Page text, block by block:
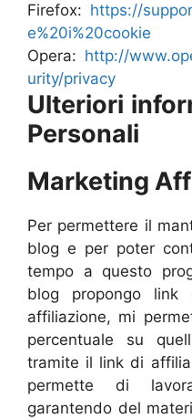
Firefox: https://
e%20i%20cookie
Opera: http://
urity/privacy
Ulteriori
Personali
Marketing
Per permettere il
blog e per poter
tempo a questo
blog propongo
affiliazione, mi
percentuale su
tramite il link di
permette di
garantendo del